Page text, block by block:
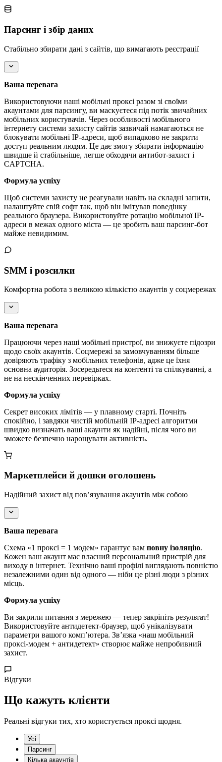
Парсинг і збір даних
Стабільно збирати дані з сайтів, що вимагають реєстрації
Ваша перевага
Використовуючи наші мобільні проксі разом зі своїми
акаунтами для парсингу, ви маскуєтеся під потік звичайних
мобільних користувачів. Через особливості мобільного
інтернету системи захисту сайтів зазвичай намагаються не
блокувати мобільні IP-адреси, щоб випадково не закрити
доступ реальним людям. Це дає змогу збирати інформацію
швидше й стабільніше, легше обходячи антибот-захист і
CAPTCHA.
Формула успіху
Щоб системи захисту не реагували навіть на складні запити,
налаштуйте свій софт так, щоб він імітував поведінку
реального браузера. Використовуйте ротацію мобільної IP-
адреси в межах одного міста — це зробить ваш парсинг-бот
майже невидимим.
SMM і розсилки
Комфортна робота з великою кількістю акаунтів у соцмережах
Ваша перевага
Працюючи через наші мобільні пристрої, ви знижуєте підозри
щодо своїх акаунтів. Соцмережі за замовчуванням більше
довіряють трафіку з мобільних телефонів, адже це їхня
основна аудиторія. Зосередьтеся на контенті та спілкуванні, а
не на нескінченних перевірках.
Формула успіху
Секрет високих лімітів — у плавному старті. Почніть
спокійно, і завдяки чистій мобільній IP-адресі алгоритми
швидко визначать ваші акаунти як надійні, після чого ви
зможете безпечно нарощувати активність.
Маркетплейси й дошки оголошень
Надійний захист від пов’язування акаунтів між собою
Ваша перевага
Схема «1 проксі = 1 модем» гарантує вам повну ізоляцію.
Кожен ваш акаунт має власний персональний пристрій для
виходу в інтернет. Технічно ваші профілі виглядають повністю
незалежними один від одного — ніби це різні люди з різних
місць.
Формула успіху
Ви закрили питання з мережею — тепер закріпіть результат!
Використовуйте антидетект-браузер, щоб унікалізувати
параметри вашого комп’ютера. Зв’язка «наш мобільний
проксі-модем + антидетект» створює майже непробивний
захист.
Відгуки
Що кажуть клієнти
Реальні відгуки тих, хто користується проксі щодня.
Усі
Парсинг
Кілька акаунтів